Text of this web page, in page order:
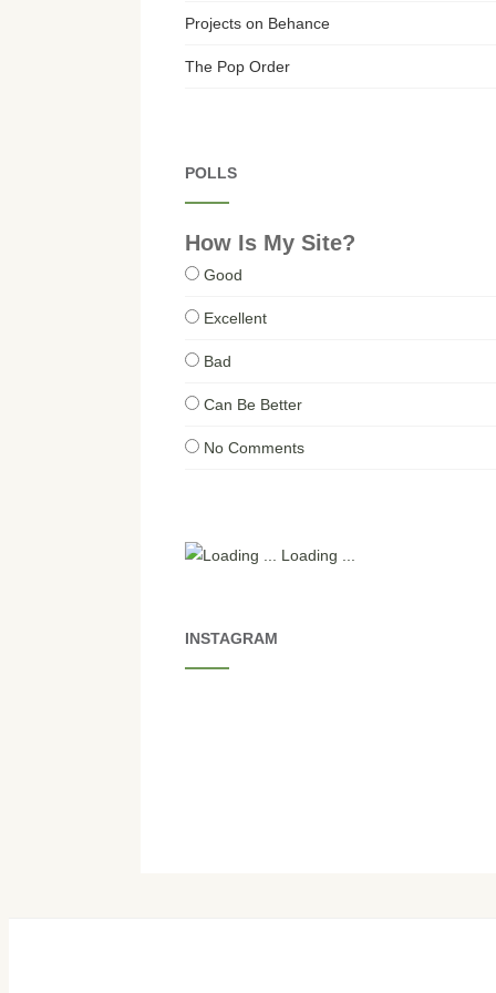
Projects on Behance
The Pop Order
POLLS
How Is My Site?
Good
Excellent
Bad
Can Be Better
No Comments
Loading ...
INSTAGRAM